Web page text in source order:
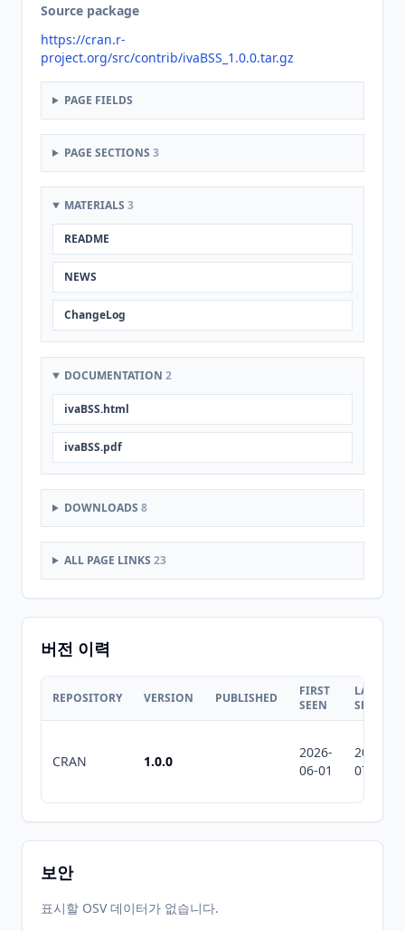
Source package
https://cran.r-
project.org/src/contrib/ivaBSS_1.0.0.tar.gz
PAGE FIELDS
PAGE SECTIONS 3
MATERIALS 3
README
NEWS
ChangeLog
DOCUMENTATION 2
ivaBSS.html
ivaBSS.pdf
DOWNLOADS 8
ALL PAGE LINKS 23
버전 이력
REPOSITORY VERSION PUBLISHED
FIRST
SEEN
LAST
SEEN
CRAN 1.0.0
2026-
06-01
2026-
07-10
보안
표시할 OSV 데이터가 없습니다.